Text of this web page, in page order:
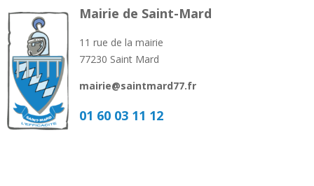
Mairie de Saint-Mard
11 rue de la mairie
77230 Saint Mard
mairie@saintmard77.fr
01 60 03 11 12